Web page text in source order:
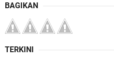
BAGIKAN
TERKINI